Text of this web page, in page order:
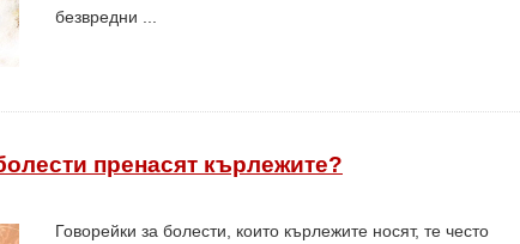
безвредни ...
пренасят кърлежите?
Говорейки за болести, които кърлежите носят, те често